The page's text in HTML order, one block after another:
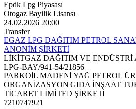
Epdk Lpg Piyasası
Otogaz Bayilik Lisansı
24.02.2026 20:00
Transfer
EGAZ LPG DAĞITIM PETROL
ANONİM ŞİRKETİ
LİKİTGAZ DAĞITIM VE ENDÜSTRİ
LPG-BAY/941-54/21856
PARKOİL MADENİ YAĞ PETROL
ORGANİZASYON GIDA İNŞAAT
TİCARET LİMİTED ŞİRKETİ
7210747921